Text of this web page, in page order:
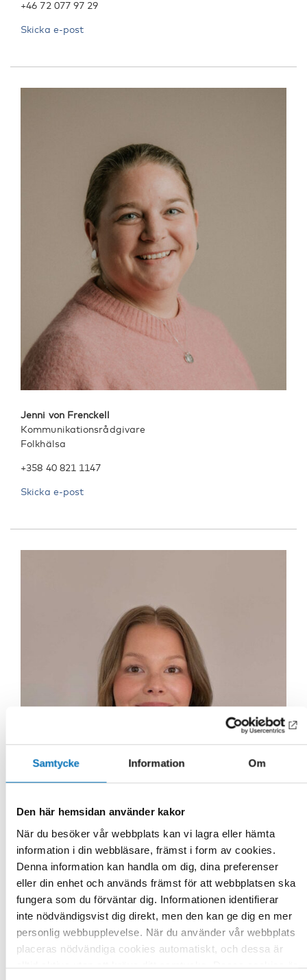
Samtycke Information Om
Den här hemsidan använder kakor
När du besöker vår webbplats kan vi lagra eller hämta
information i din webbläsare, främst i form av cookies.
Denna information kan handla om dig, dina preferenser
eller din enhet och används främst för att webbplatsen ska
fungera som du förväntar dig. Informationen identifierar
inte nödvändigsvist dig direkt, men den kan ge dig en mer
personlig webbupplevelse. När du använder vår webbplats
placeras nödvändiga cookies automatiskt, och dessa är
+46 72 077 97 29
Skicka e-post
Jenni von Frenckell
Kommunikationsrådgivare
Folkhälsa
+358 40 821 1147
Skicka e-post
Maija Markkula
Kommunikationsrådgivare
Äldre vuxna och Dövblindverksamheten